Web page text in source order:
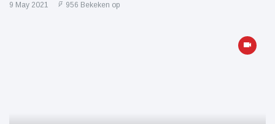
9 May 2021 956 Bekeken op